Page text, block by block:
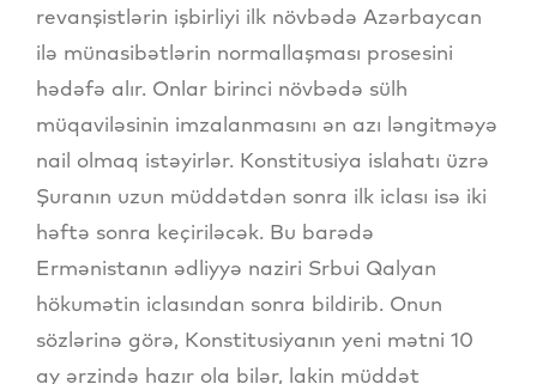
revanşistlərin işbirliyi ilk növbədə Azərbaycan
ilə münasibətlərin normallaşması prosesini
hədəfə alır. Onlar birinci növbədə sülh
müqaviləsinin imzalanmasını ən azı ləngitməyə
nail olmaq istəyirlər. Konstitusiya islahatı üzrə
Şuranın uzun müddətdən sonra ilk iclası isə iki
həftə sonra keçiriləcək. Bu barədə
Ermənistanın ədliyyə naziri Srbui Qalyan
hökumətin iclasından sonra bildirib. Onun
sözlərinə görə, Konstitusiyanın yeni mətni 10
ay ərzində hazır ola bilər, lakin müddət